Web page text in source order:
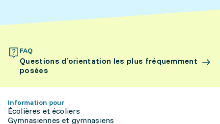
FAQ
Questions d’orientation les plus fréquemment
posées
Information pour
Écolières et écoliers
Gymnasiennes et gymnasiens